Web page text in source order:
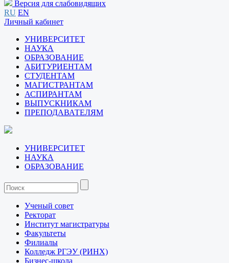
Версия для слабовидящих
RU EN
Личный кабинет
УНИВЕРСИТЕТ
НАУКА
ОБРАЗОВАНИЕ
АБИТУРИЕНТАМ
СТУДЕНТАМ
МАГИСТРАНТАМ
АСПИРАНТАМ
ВЫПУСКНИКАМ
ПРЕПОДАВАТЕЛЯМ
УНИВЕРСИТЕТ
НАУКА
ОБРАЗОВАНИЕ
Ученый совет
Ректорат
Институт магистратуры
Факультеты
Филиалы
Колледж РГЭУ (РИНХ)
Бизнес-школа